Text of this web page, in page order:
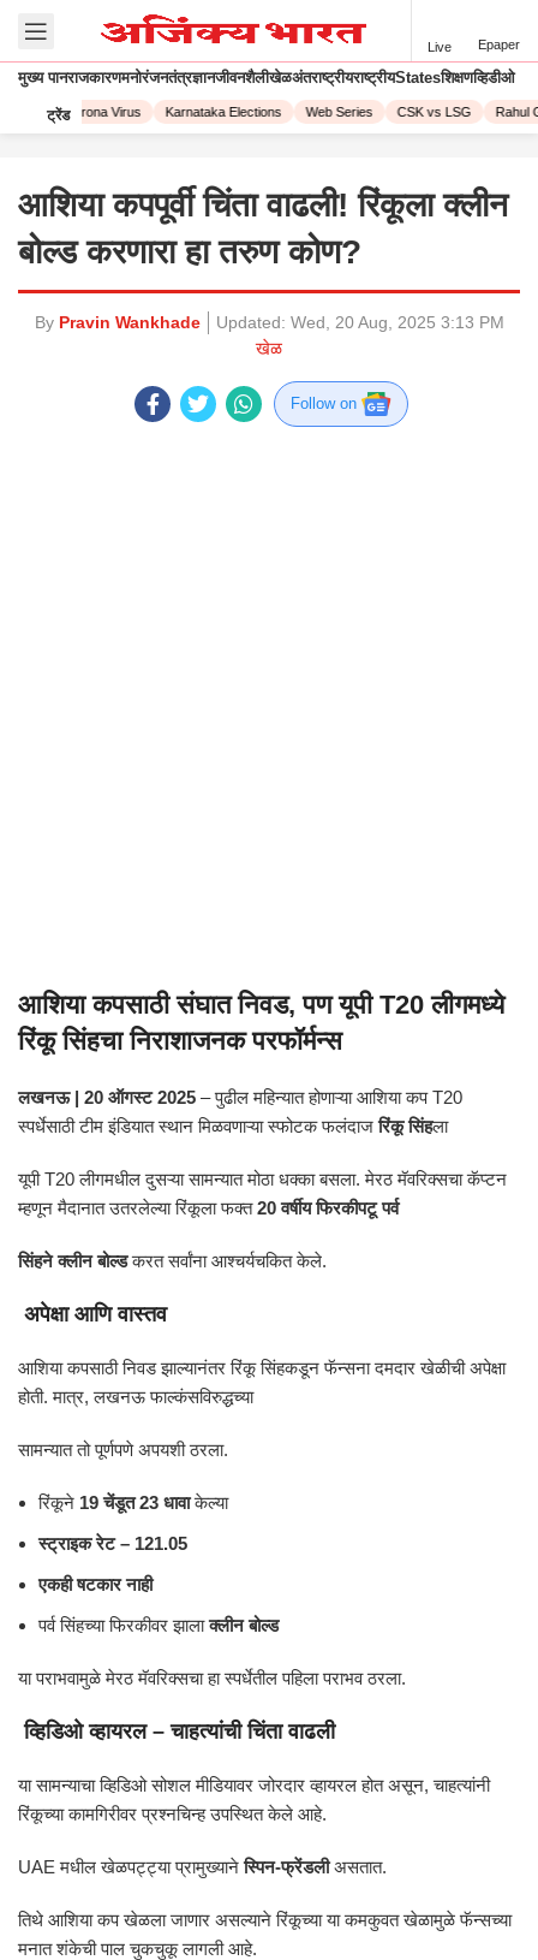
Live Epaper
मुख्य पानराजकारणमनोरंजनतंत्रज्ञानजीवनशैलीखेळअंतराष्ट्रीयराष्ट्रीयStatesशिक्षणव्हिडीओ
ट्रेंडCorona Virus Karnataka Elections Web Series CSK vs LSG Rahul
आशिया कपपूर्वी चिंता वाढली! रिंकूला क्लीन
बोल्ड करणारा हा तरुण कोण?
By Pravin Wankhade Updated: Wed, 20 Aug, 2025 3:13 PM
खेळ
Follow on
आशिया कपसाठी संघात निवड, पण यूपी T20 लीगमध्ये
रिंकू सिंहचा निराशाजनक परफॉर्मन्स
लखनऊ | 20 ऑगस्ट 2025 – पुढील महिन्यात होणाऱ्या आशिया कप T20
स्पर्धेसाठी टीम इंडियात स्थान मिळवणाऱ्या स्फोटक फलंदाजरिंकू सिंहला
यूपी T20 लीगमधील दुसऱ्या सामन्यात मोठा धक्का बसला. मेरठ मॅवरिक्सचा कॅप्टन
म्हणून मैदानात उतरलेल्या रिंकूला फक्त20 वर्षीय फिरकीपटू पर्व
सिंहने क्लीन बोल्डकरत सर्वांना आश्चर्यचकित केले.
अपेक्षा आणि वास्तव
आशिया कपसाठी निवड झाल्यानंतर रिंकू सिंहकडून फॅन्सना दमदार खेळीची अपेक्षा
होती. मात्र, लखनऊ फाल्कंसविरुद्धच्या
सामन्यात तो पूर्णपणे अपयशी ठरला.
रिंकूने 19 चेंडूत 23 धावाकेल्या
स्ट्राइक रेट – 121.05
एकही षटकार नाही
पर्व सिंहच्या फिरकीवर झालाक्लीन बोल्ड
या पराभवामुळे मेरठ मॅवरिक्सचा हा स्पर्धेतील पहिला पराभव ठरला.
व्हिडिओ व्हायरल – चाहत्यांची चिंता वाढली
या सामन्याचा व्हिडिओ सोशल मीडियावर जोरदार व्हायरल होत असून, चाहत्यांनी
रिंकूच्या कामगिरीवर प्रश्नचिन्ह उपस्थित केले आहे.
UAE मधील खेळपट्ट्या प्रामुख्यानेस्पिन-फ्रेंडलीअसतात.
तिथे आशिया कप खेळला जाणार असल्याने रिंकूच्या या कमकुवत खेळामुळे फॅन्सच्या
मनात शंकेची पाल चुकचुकू लागली आहे.